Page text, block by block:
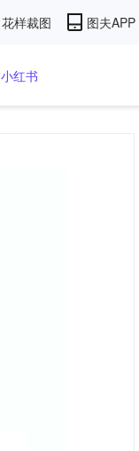
花样裁图 图夫APP
小红书